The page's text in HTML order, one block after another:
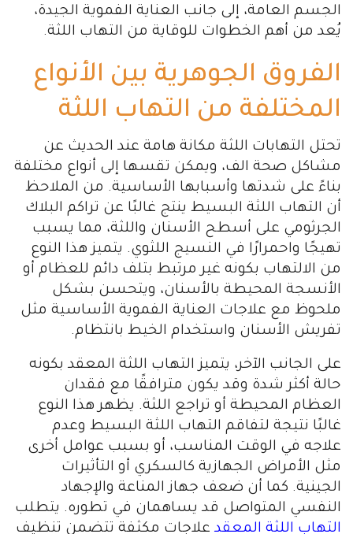
الجسم العامة، إلى جانب العناية الفموية الجيدة،
يُعد من أهم الخطوات للوقاية من التهاب اللثة.
الفروق الجوهرية بين الأنواع
المختلفة من التهاب اللثة
تحتل التهابات اللثة مكانة هامة عند الحديث عن
مشاكل صحة الف، ويمكن تقسها إلى أنواع مختلفة
بناءً على شدتها وأسبابها الأساسية. من الملاحظ
أن التهاب اللثة البسيط ينتج غالبًا عن تراكم البلاك
الجرثومي على أسطح الأسنان واللثة، مما يسبب
تهيجًا واحمرارًا في النسيج اللثوي. يتميز هذا النوع
من الالتهاب بكونه غير مرتبط بتلف دائم للعظام أو
الأنسجة المحيطة بالأسنان، ويتحسن بشكل
ملحوظ مع علاجات العناية الفموية الأساسية مثل
تفريش الأسنان واستخدام الخيط بانتظام.
على الجانب الآخر، يتميز التهاب اللثة المعقد بكونه
حالة أكثر شدة وقد يكون مترافقًا مع فقدان
العظام المحيطة أو تراجع اللثة. يظهر هذا النوع
غالبًا نتيجة لتفاقم التهاب اللثة البسيط وعدم
علاجه في الوقت المناسب، أو بسبب عوامل أخرى
مثل الأمراض الجهازية كالسكري أو التأثيرات
الجينية. كما أن ضعف جهاز المناعة والإجهاد
النفسي المتواصل قد يساهمان في تطوره. يتطلب
التهاب اللثة المعقد علاجات مكثفة تتضمن تنظيف